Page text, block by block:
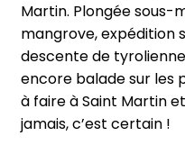
Martin. Plongée sous-
mangrove, expédition
descente de
encore balade sur les
à faire à Saint Martin
jamais, c’est certain !